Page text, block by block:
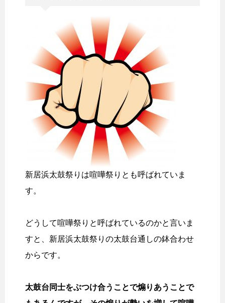
新居浜太鼓祭りは喧嘩祭りとも呼ばれていま
す。
どうして喧嘩祭りと呼ばれているのかと言いま
すと、新居浜太鼓祭りの太鼓台通しの鉢合わせ
からです。
太鼓台同士をぶつけ合うことで煽りあうことで